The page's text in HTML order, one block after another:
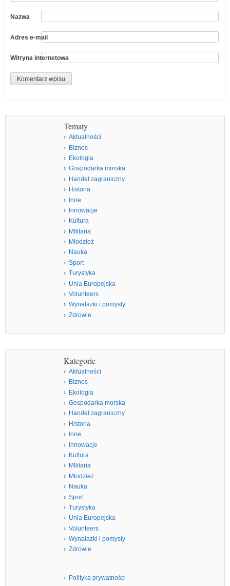
Nazwa
Adres e-mail
Witryna internetowa
Tematy
Aktualności
Biznes
Ekologia
Gospodarka morska
Handel zagraniczny
Historia
Inne
Innowacje
Kultura
MIlitaria
Młodzież
Nauka
Sport
Turystyka
Unia Europejska
Volunteers
Wynalazki i pomysły
Zdrowie
Kategorie
Aktualności
Biznes
Ekologia
Gospodarka morska
Handel zagraniczny
Historia
Inne
Innowacje
Kultura
MIlitaria
Młodzież
Nauka
Sport
Turystyka
Unia Europejska
Volunteers
Wynalazki i pomysły
Zdrowie
Polityka prywatności